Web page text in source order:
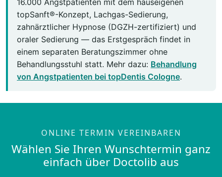
topSanft®-Konzept, Lachgas-Sedierung,
zahnärztlicher Hypnose (DGZH-zertifiziert) und
oraler Sedierung — das Erstgespräch findet in
einem separaten Beratungszimmer ohne
Behandlungsstuhl statt. Mehr dazu: Behandlung
von Angstpatienten bei topDentis Cologne.
ONLINE TERMIN VEREINBAREN
Wählen Sie Ihren Wunschtermin ganz
einfach über Doctolib aus